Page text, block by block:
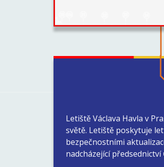
Letiště Václava Havla v
světě. Letiště poskytuje
bezpečnostními
nadcházející předsednictví